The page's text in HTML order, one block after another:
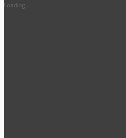
Loading...